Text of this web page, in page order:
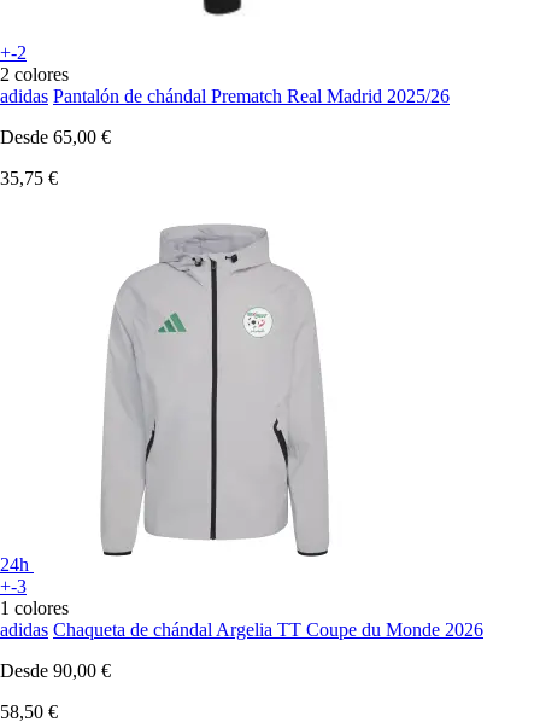
+-2
2 colores
adidas Pantalón de chándal Prematch Real Madrid 2025/26
Desde 65,00 €
35,75 €
24h
+-3
1 colores
adidas Chaqueta de chándal Argelia TT Coupe du Monde 2026
Desde 90,00 €
58,50 €